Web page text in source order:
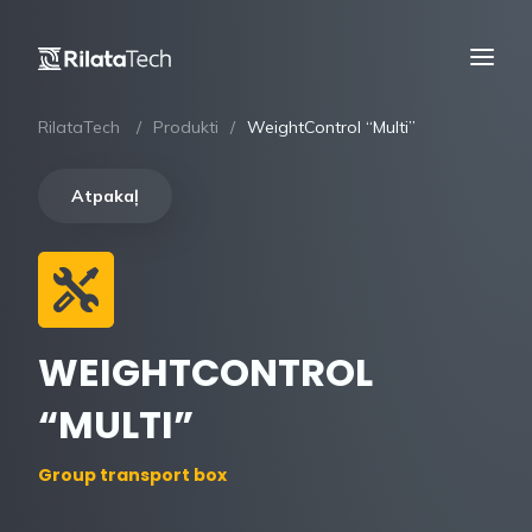
RilataTech Produkti WeightControl “Multi”
Atpakaļ
WEIGHTCONTROL
“MULTI”
Group transport box